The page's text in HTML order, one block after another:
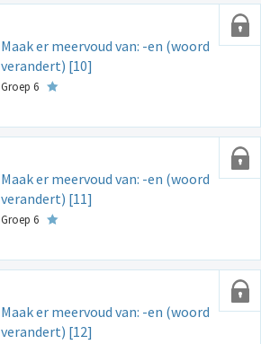
Maak er meervoud van: -en (woord
verandert) [10]
Groep 6
Maak er meervoud van: -en (woord
verandert) [11]
Groep 6
Maak er meervoud van: -en (woord
verandert) [12]